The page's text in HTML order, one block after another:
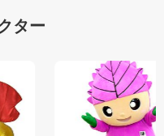
ター